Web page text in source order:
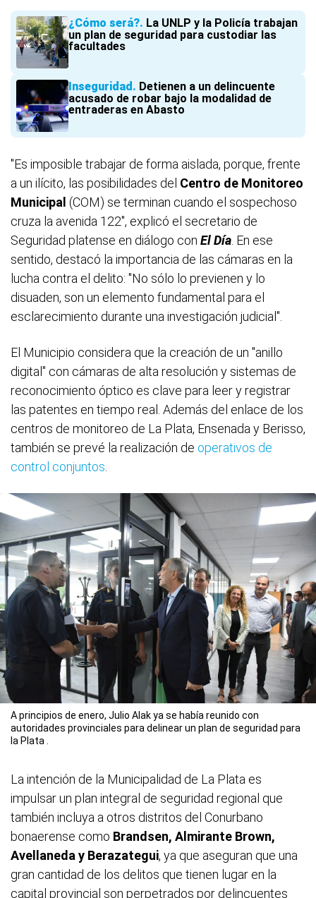
¿Cómo será? La UNLP y la Policía trabajan
un plan de seguridad para custodiar las
facultades
Inseguridad
Detienen a un delincuente
acusado de robar bajo la modalidad de
entraderas en Abasto
"Es imposible trabajar de forma aislada, porque, frente
a un ilícito, las posibilidades del Centro de Monitoreo
Municipal (COM) se terminan cuando el sospechoso
cruza la avenida 122", explicó el secretario de
Seguridad platense en diálogo con El Día . En ese
sentido, destacó la importancia de las cámaras en la
lucha contra el delito: "No sólo lo previenen y lo
disuaden, son un elemento fundamental para el
esclarecimiento durante una investigación judicial".
El Municipio considera que la creación de un "anillo
digital" con cámaras de alta resolución y sistemas de
reconocimiento óptico es clave para leer y registrar
las patentes en tiempo real. Además del enlace de los
centros de monitoreo de La Plata, Ensenada y Berisso,
también se prevé la realización de operativos de
control conjuntos
A principios de enero, Julio Alak ya se había reunido con
autoridades provinciales para delinear un plan de seguridad para
la Plata .
La intención de la Municipalidad de La Plata es
impulsar un plan integral de seguridad regional que
también incluya a otros distritos del Conurbano
bonaerense como Brandsen, Almirante Brown,
Avellaneda y Berazategui, ya que aseguran que una
gran cantidad de los delitos que tienen lugar en la
capital provincial son perpetrados por delincuentes